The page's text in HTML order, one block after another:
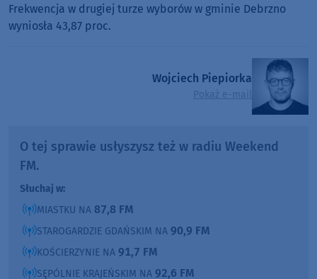
Frekwencja w drugiej turze wyborów w gminie Debrzno
wyniosła 43,87 proc.
Wojciech Piepiorka
Pokaż e-mail
O tej sprawie usłyszysz też w radiu Weekend
FM.
Słuchaj w:
MIASTKU NA 87,8 FM
STAROGARDZIE GDAŃSKIM NA 90,9 FM
KOŚCIERZYNIE NA 91,7 FM
SĘPÓLNIE KRAJEŃSKIM NA 92,6 FM